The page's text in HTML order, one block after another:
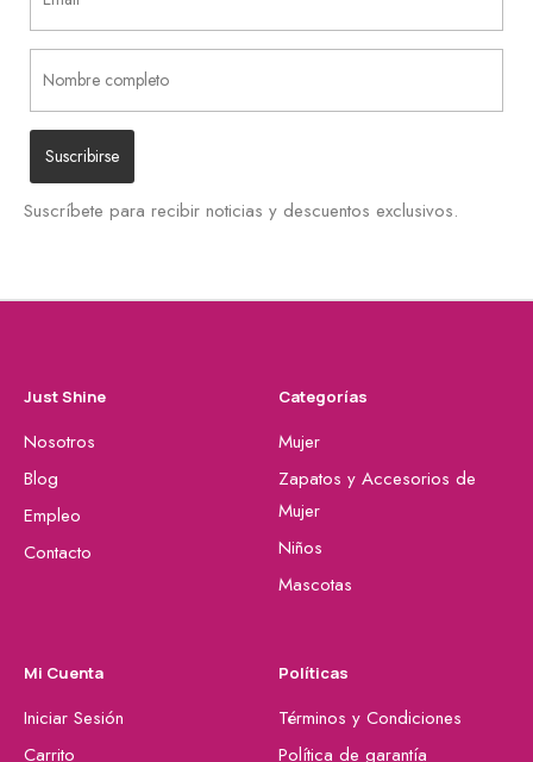
Suscríbete para recibir noticias y descuentos exclusivos.
Just Shine
Nosotros
Blog
Empleo
Contacto
Categorías
Mujer
Zapatos y Accesorios de
Mujer
Niños
Mascotas
Mi Cuenta
Iniciar Sesión
Carrito
Políticas
Términos y Condiciones
Política de garantía